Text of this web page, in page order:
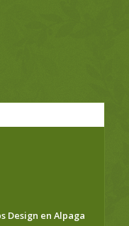
Design en Alpaga